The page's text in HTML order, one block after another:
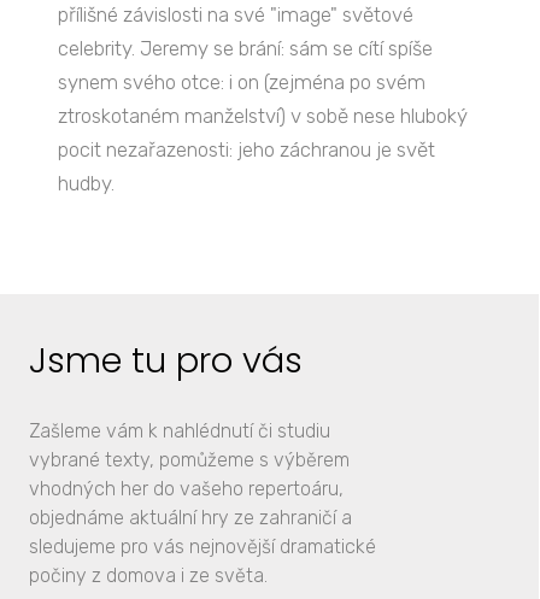
přílišné závislosti na své "image" světové
celebrity. Jeremy se brání: sám se cítí spíše
synem svého otce: i on (zejména po svém
ztroskotaném manželství) v sobě nese hluboký
pocit nezařazenosti: jeho záchranou je svět
hudby.
Jsme tu pro vás
Zašleme vám k nahlédnutí či studiu
vybrané texty, pomůžeme s výběrem
vhodných her do vašeho repertoáru,
objednáme aktuální hry ze zahraničí a
sledujeme pro vás nejnovější dramatické
počiny z domova i ze světa.